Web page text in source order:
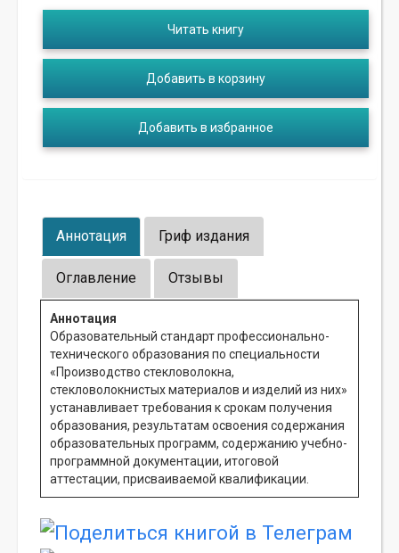
Читать книгу
Добавить в корзину
Добавить в избранное
Аннотация Гриф издания
Оглавление Отзывы
Аннотация
Образовательный стандарт профессионально-
технического образования по специальности
«Производство стекловолокна,
стекловолокнистых материалов и изделий из них»
устанавливает требования к срокам получения
образования, результатам освоения содержания
образовательных программ, содержанию учебно-
программной документации, итоговой
аттестации, присваиваемой квалификации.